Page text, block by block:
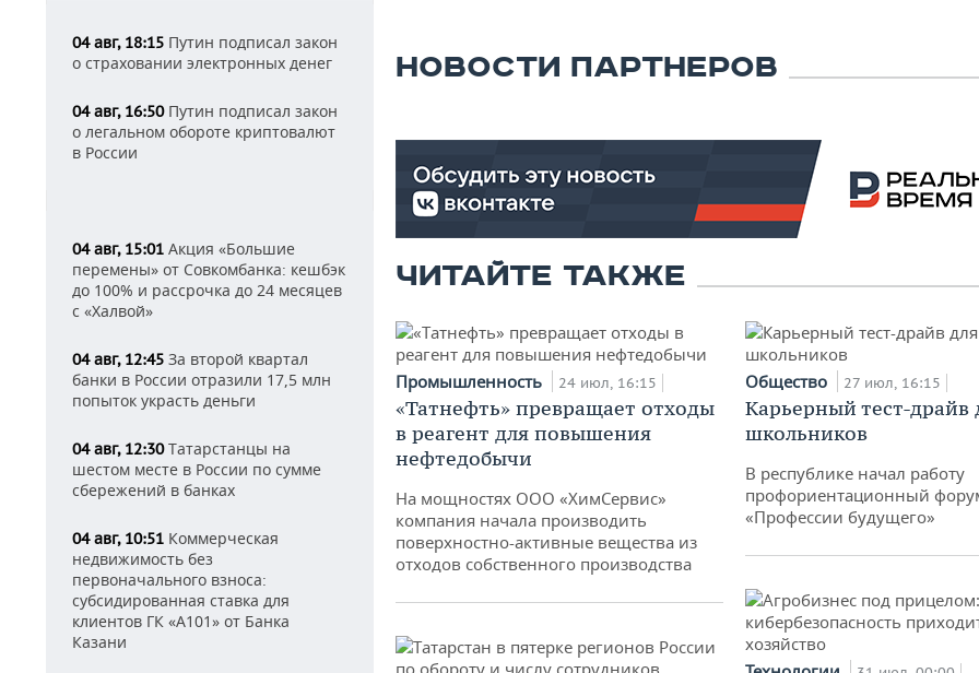
04 авг, 18:15 Путин подписал закон
о страховании электронных денег
04 авг, 16:50Путин подписал закон
о легальном обороте криптовалют
в России
04 авг, 15:01 Акция «Большие
перемены» от Совкомбанка: кешбэк
до 100% и рассрочка до 24 месяцев
с «Халвой»
04 авг, 12:45 За второй квартал
банки в России отразили 17,5 млн
попыток украсть деньги
04 авг, 12:30Татарстанцы на
шестом месте в России по сумме
сбережений в банках
04 авг, 10:51 Коммерческая
недвижимость без
первоначального взноса:
субсидированная ставка для
клиентов ГК «А101» от Банка
Казани
НОВОСТИ ПАРТНЕРОВ
ЧИТАЙТЕ ТАКЖЕ
Промышленность 24 июл, 16:15
«Татнефть» превращает отходы
в реагент для повышения
нефтедобычи
На мощностях ООО «ХимСервис»
компания начала производить
поверхностно-активные вещества из
отходов собственного производства
Общество 27 июл, 16:15
Карьерный тест-драйв
школьников
В республике начал работу
профориентационный
«Профессии будущего»